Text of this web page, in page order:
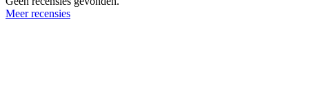
Meer recensies